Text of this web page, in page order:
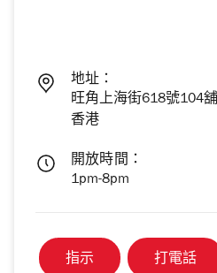
地址：
旺角上海街618號104舖
香港
開放時間：
1pm-8pm
指示 打電話